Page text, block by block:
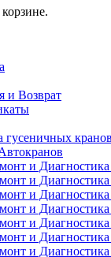
и Возврат
гусеничных
и
и
и
и
и
и
и